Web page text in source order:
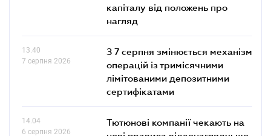
капіталу від положень про
нагляд
13.40
7 серпня 2026
З 7 серпня змінюється механізм
операцій із тримісячними
лімітованими депозитними
сертифікатами
14.04
6 серпня 2026
Тютюнові компанії чекають на